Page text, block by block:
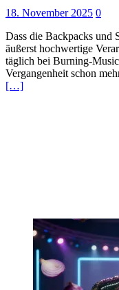
18. November 2025 0
Dass die Backpacks und
äußerst hochwertige
täglich bei Burning-
Vergangenheit schon
[…]